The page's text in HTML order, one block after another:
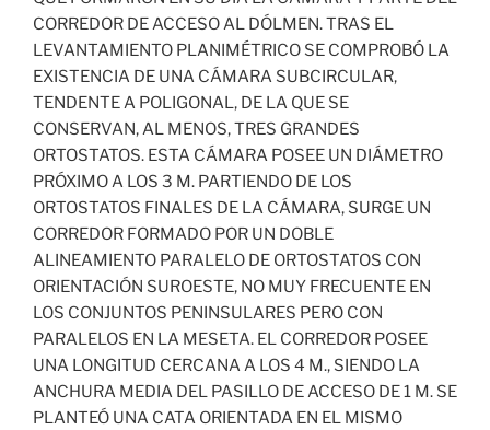
CORREDOR DE ACCESO AL DÓLMEN. TRAS EL
LEVANTAMIENTO PLANIMÉTRICO SE COMPROBÓ LA
EXISTENCIA DE UNA CÁMARA SUBCIRCULAR,
TENDENTE A POLIGONAL, DE LA QUE SE
CONSERVAN, AL MENOS, TRES GRANDES
ORTOSTATOS. ESTA CÁMARA POSEE UN DIÁMETRO
PRÓXIMO A LOS 3 M. PARTIENDO DE LOS
ORTOSTATOS FINALES DE LA CÁMARA, SURGE UN
CORREDOR FORMADO POR UN DOBLE
ALINEAMIENTO PARALELO DE ORTOSTATOS CON
ORIENTACIÓN SUROESTE, NO MUY FRECUENTE EN
LOS CONJUNTOS PENINSULARES PERO CON
PARALELOS EN LA MESETA. EL CORREDOR POSEE
UNA LONGITUD CERCANA A LOS 4 M., SIENDO LA
ANCHURA MEDIA DEL PASILLO DE ACCESO DE 1 M. SE
PLANTEÓ UNA CATA ORIENTADA EN EL MISMO